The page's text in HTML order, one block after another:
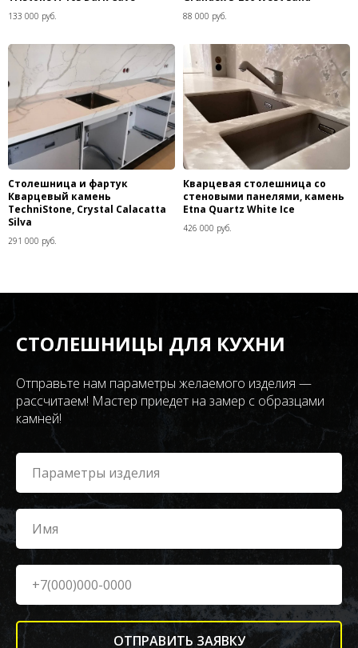
133 000 руб. 88 000 руб.
Столешница и фартук
Кварцевый камень
TechniStone, Crystal Calacatta
Silva
291 000 руб.
Кварцевая столешница со
стеновыми панелями, камень
Etna Quartz White Ice
426 000 руб.
СТОЛЕШНИЦЫ ДЛЯ КУХНИ
Отправьте нам параметры желаемого изделия —
рассчитаем! Мастер приедет на замер с образцами
камней!
ОТПРАВИТЬ ЗАЯВКУ